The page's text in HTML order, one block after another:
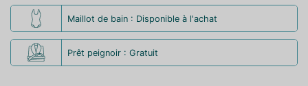
Maillot de bain : Disponible à l'achat
Prêt peignoir : Gratuit